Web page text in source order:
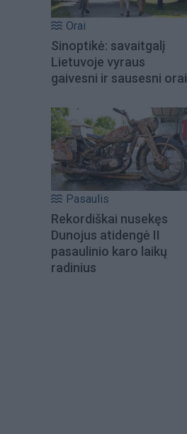
Orai
Sinoptikė: savaitgalį
Lietuvoje vyraus
gaivesni ir sausesni orai
Pasaulis
Rekordiškai nusekęs
Dunojus atidengė II
pasaulinio karo laikų
radinius